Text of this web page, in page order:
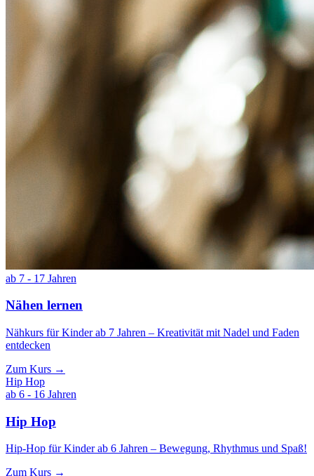
ab 7 - 17 Jahren
Nähen lernen
Nähkurs für Kinder ab 7 Jahren – Kreativität mit Nadel und Faden
entdecken
Zum Kurs →
Hip Hop
ab 6 - 16 Jahren
Hip Hop
Hip-Hop für Kinder ab 6 Jahren – Bewegung, Rhythmus und Spaß!
Zum Kurs →